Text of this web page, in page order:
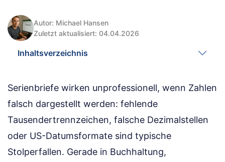
Autor: Michael Hansen
Zuletzt aktualisiert: 04.04.2026
Inhaltsverzeichnis
Serienbriefe wirken unprofessionell, wenn Zahlen
falsch dargestellt werden: fehlende
Tausendertrennzeichen, falsche Dezimalstellen
oder US-Datumsformate sind typische
Stolperfallen. Gerade in Buchhaltung,